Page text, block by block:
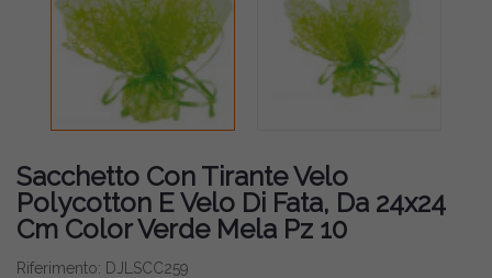
Sacchetto Con Tirante Velo
Polycotton E Velo Di Fata, Da 24x24
Cm Color Verde Mela Pz 10
Riferimento: DJLSCC259